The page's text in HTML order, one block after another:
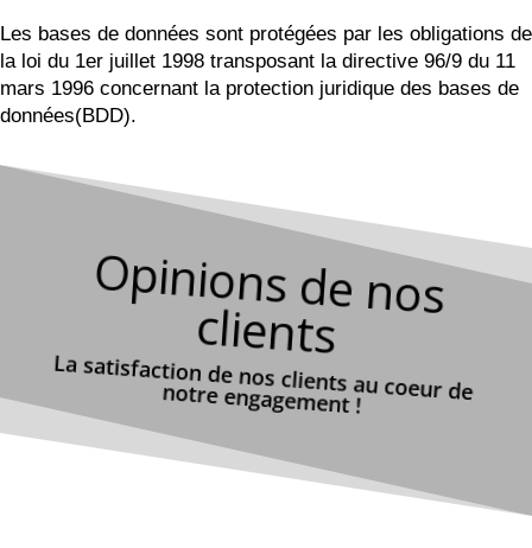
Les bases de données sont protégées par les obligations de
la loi du 1er juillet 1998 transposant la directive 96/9 du 11
mars 1996 concernant la protection juridique des bases de
données(BDD).
O
pinions de nos
clients
La satisfaction de nos clients au coeur de notre engagement !